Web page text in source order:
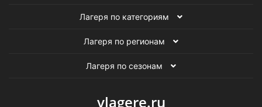
Лагеря по категориям
Лагеря по регионам
Лагеря по сезонам
vlagere.ru